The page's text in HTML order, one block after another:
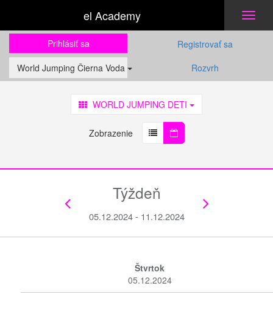
el Academy
Prihlásiť sa
Registrovať sa
World Jumping Čierna Voda
Rozvrh
WORLD JUMPING DETI
Zobrazenie
Týždeň
05.12.2024 - 11.12.2024
Štvrtok
05.12.2024